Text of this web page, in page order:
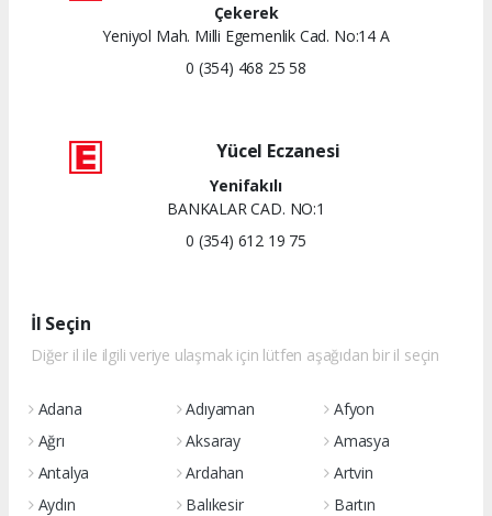
Çekerek
Yeniyol Mah. Milli Egemenlik Cad. No:14 A
0 (354) 468 25 58
Yücel Eczanesi
Yenifakılı
BANKALAR CAD. NO:1
0 (354) 612 19 75
İl Seçin
Diğer il ile ilgili veriye ulaşmak için lütfen aşağıdan bir il seçin
Adana Adıyaman
Afyon
Ağrı
Aksaray
Amasya
Antalya
Ardahan
Artvin
Aydın
Balıkesir
Bartın